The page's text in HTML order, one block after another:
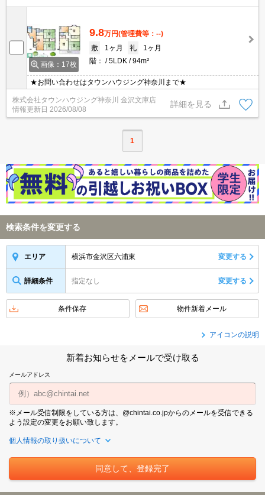
画像：17枚
9.8万円(管理費等：--)
敷
1ヶ月 礼
1ヶ月
階：
5LDK 94m²
★お問い合わせはタウンハウジング神奈川まで★
株式会社タウンハウジング神奈川 金沢文庫店
情報更新日 2026/08/08
詳細を見る
1
検索条件を変更する
エリア 横浜市金沢区六浦東 変更する
詳細条件 指定なし 変更する
条件保存 物件新着メール
アイコンの説明
新着お知らせをメールで受け取る
メールアドレス
※メール受信制限をしている方は、@chintai.co.jpからのメールを受信できる
よう設定の変更をお願い致します。
個人情報の取り扱いについて